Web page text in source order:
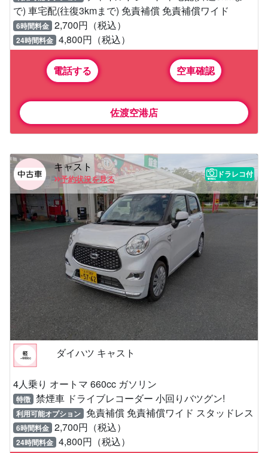
で) 車宅配(往復3kmまで) 免責補償 免責補償ワイド
6時間料金 2,700円（税込）
24時間料金 4,800円（税込）
電話する 空車確認
佐渡空港店
キャスト
予約状況を見る
ドラレコ付
ダイハツ キャスト
4人乗り オートマ 660cc ガソリン
特徴 禁煙車 ドライブレコーダー 小回りバツグン!
利用可能オプション 免責補償 免責補償ワイド スタッドレス
6時間料金 2,700円（税込）
24時間料金 4,800円（税込）